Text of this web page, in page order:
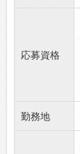
応募資格
勤務地